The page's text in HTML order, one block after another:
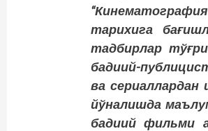
тарихига
тадбирлар
бадиий-
ва
йўналишда
бадиий фильми